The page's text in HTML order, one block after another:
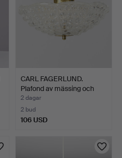
CARL FAGERLUND.
Plafond av mässing och
for…
2 dagar
2 bud
106 USD